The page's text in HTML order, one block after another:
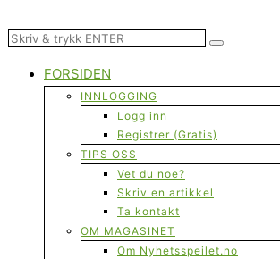
FORSIDEN
INNLOGGING
Logg inn
Registrer (Gratis)
TIPS OSS
Vet du noe?
Skriv en artikkel
Ta kontakt
OM MAGASINET
Om Nyhetsspeilet.no